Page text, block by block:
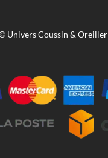
Univers Coussin & Oreiller